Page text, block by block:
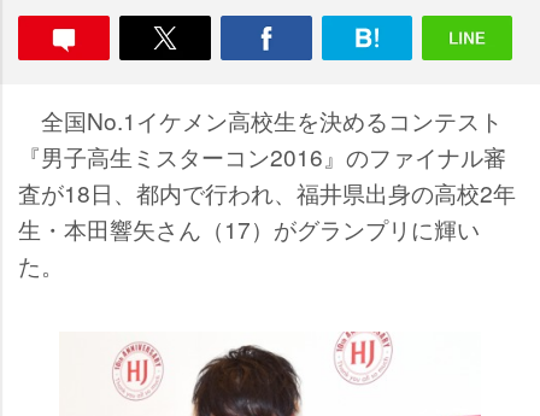
全国No.1イケメン高校生を決めるコンテスト
『男子高生ミスターコン2016』のファイナル審
査が18日、都内で行われ、福井県出身の高校2年
生・本田響矢さん（17）がグランプリに輝い
た。